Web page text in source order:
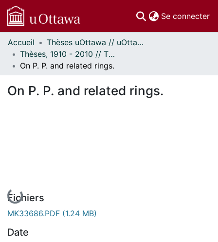
Se connecter
Communautés
et collections
Parcourir
À propos
Accueil
Thèses uOttawa // uOttawa Theses
Thèses, 1910 - 2010 // Theses, 1910 - 2010
On P. P. and related rings.
On P. P. and related rings.
Fichiers
MK33686.PDF (1.24 MB)
Date